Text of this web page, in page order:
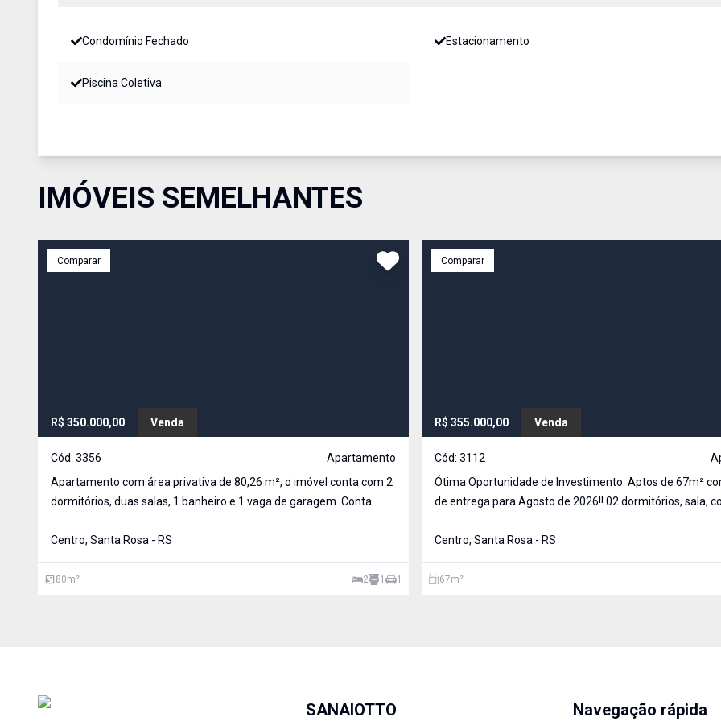
Condomínio Fechado Estacionamento
Piscina Coletiva
IMÓVEIS SEMELHANTES
Comparar
R$ 350.000,00 Venda
Cód: 3356
Apartamento
Apartamento com área privativa de 80,26 m², o imóvel conta com 2
dormitórios, duas salas, 1 banheiro e 1 vaga de garagem. Conta
Centro, Santa Rosa - RS
80m² 2 1 1
Comparar
R$ 355.000,00 Venda
Cód: 3112
Ótima Oportunidade de Investimento: Aptos de 67m²
de entrega para Agosto de 2026!! 02 dormitórios, sala, cozinha,
Apto Térreo, com pequeno pátio.
Centro, Santa Rosa - RS
67m²
SANAIOTTO Navegação rápida